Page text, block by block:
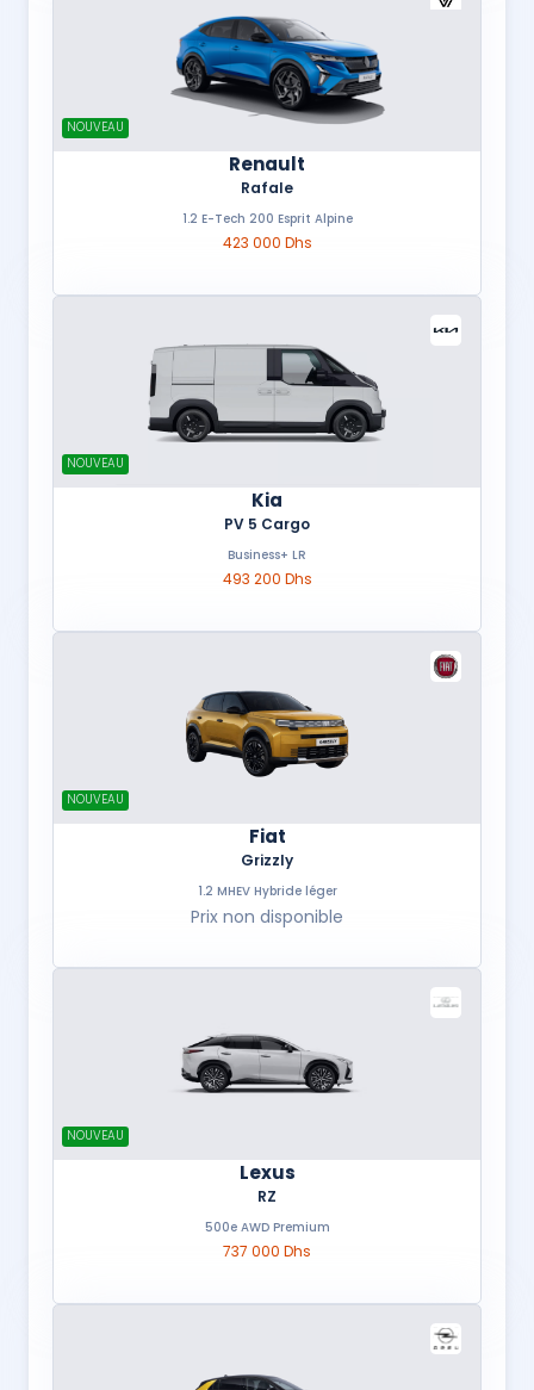
NOUVEAU
Renault
Rafale
1.2 E-Tech 200 Esprit Alpine
423 000 Dhs
NOUVEAU
Kia
PV 5 Cargo
Business+ LR
493 200 Dhs
NOUVEAU
Fiat
Grizzly
1.2 MHEV Hybride léger
Prix non disponible
NOUVEAU
Lexus
RZ
500e AWD Premium
737 000 Dhs